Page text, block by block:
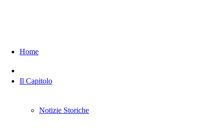
Home
Il Capitolo
Notizie Storiche